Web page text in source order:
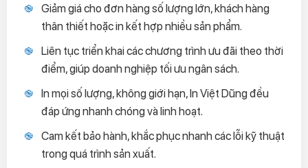
Giảm giá cho đơn hàng số lượng lớn, khách hàng
thân thiết hoặc in kết hợp nhiều sản phẩm.
Liên tục triển khai các chương trình ưu đãi theo thời
điểm, giúp doanh nghiệp tối ưu ngân sách.
In mọi số lượng, không giới hạn, In Việt Dũng đều
đáp ứng nhanh chóng và linh hoạt.
Cam kết bảo hành, khắc phục nhanh các lỗi kỹ thuật
trong quá trình sản xuất.